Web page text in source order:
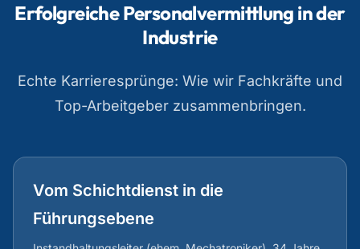
Erfolgreiche Personalvermittlung in der
Industrie
Echte Karrieresprünge: Wie wir Fachkräfte und
Top-Arbeitgeber zusammenbringen.
Vom Schichtdienst in die
Führungsebene